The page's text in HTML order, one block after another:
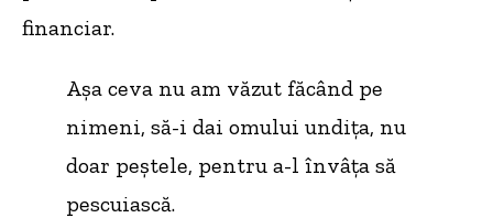
financiar.
Aşa ceva nu am văzut făcând pe
nimeni, să-i dai omului undiţa, nu
doar peştele, pentru a-l învâța să
pescuiască.